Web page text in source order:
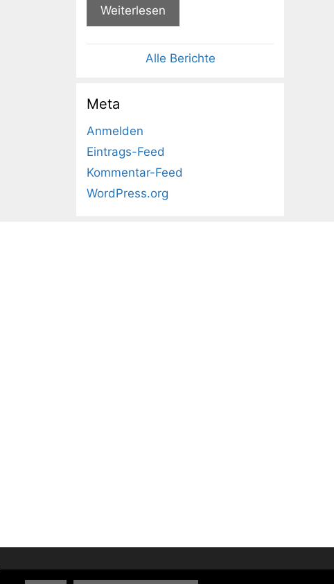
Weiterlesen
Alle Berichte
Meta
Anmelden
Eintrags-Feed
Kommentar-Feed
WordPress.org